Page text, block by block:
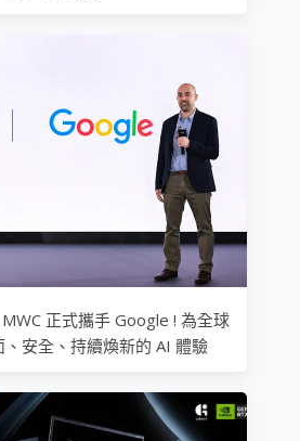
正式攜手 Google ! 為全球
、安全、持續煥新的 AI 體驗